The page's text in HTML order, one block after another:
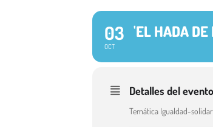
03
OCT
'EL HADA DE
Detalles del evento
Temática Igualdad-